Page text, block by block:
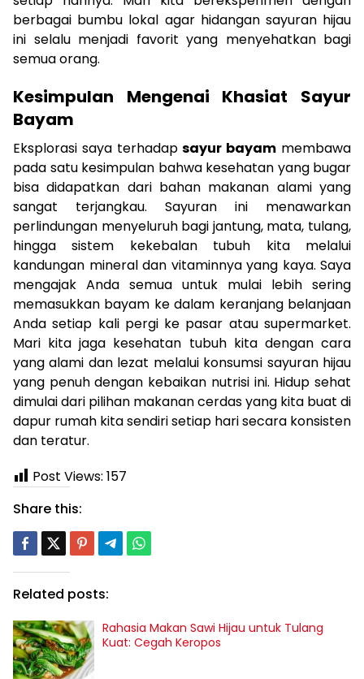
berbagai bumbu lokal agar hidangan sayuran hijau
ini selalu menjadi favorit yang menyehatkan bagi
semua orang.
Kesimpulan Mengenai Khasiat Sayur
Bayam
Eksplorasi saya terhadapsayur bayam membawa
pada satu kesimpulan bahwa kesehatan yang bugar
bisa didapatkan dari bahan makanan alami yang
sangat terjangkau. Sayuran ini menawarkan
perlindungan menyeluruh bagi jantung, mata, tulang,
hingga sistem kekebalan tubuh kita melalui
kandungan mineral dan vitaminnya yang kaya. Saya
mengajak Anda semua untuk mulai lebih sering
memasukkan bayam ke dalam keranjang belanjaan
Anda setiap kali pergi ke pasar atau supermarket.
Mari kita jaga kesehatan tubuh kita dengan cara
yang alami dan lezat melalui konsumsi sayuran hijau
yang penuh dengan kebaikan nutrisi ini. Hidup sehat
dimulai dari pilihan makanan cerdas yang kita buat di
dapur rumah kita sendiri setiap hari secara konsisten
dan teratur.
Post Views: 157
Share this:
Related posts:
Rahasia Makan Sawi Hijau untuk Tulang
Kuat: Cegah Keropos